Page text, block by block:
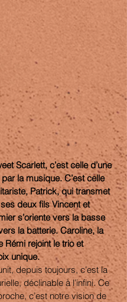
Scarlett, c’est celle d’une
la musique. C’est celle
Patrick, qui transmet
deux fils Vincent et
s’oriente vers la basse
la batterie. Caroline, la
Rémi rejoint le trio et
unique.
depuis toujours, c’est la
déclinable à l’infini. Ce
c’est notre vision de